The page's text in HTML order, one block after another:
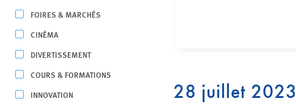
FOIRES & MARCHÉS
CINÉMA
DIVERTISSEMENT
COURS & FORMATIONS
INNOVATION
28 juillet 2023